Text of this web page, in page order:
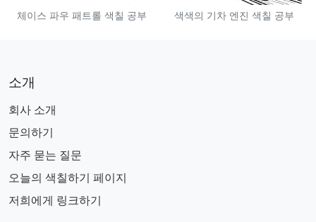
체이스 파우 패트롤 색칠 공부 색색의 기차 엔진 색칠 공부
소개
회사 소개
문의하기
자주 묻는 질문
오늘의 색칠하기 페이지
저희에게 링크하기